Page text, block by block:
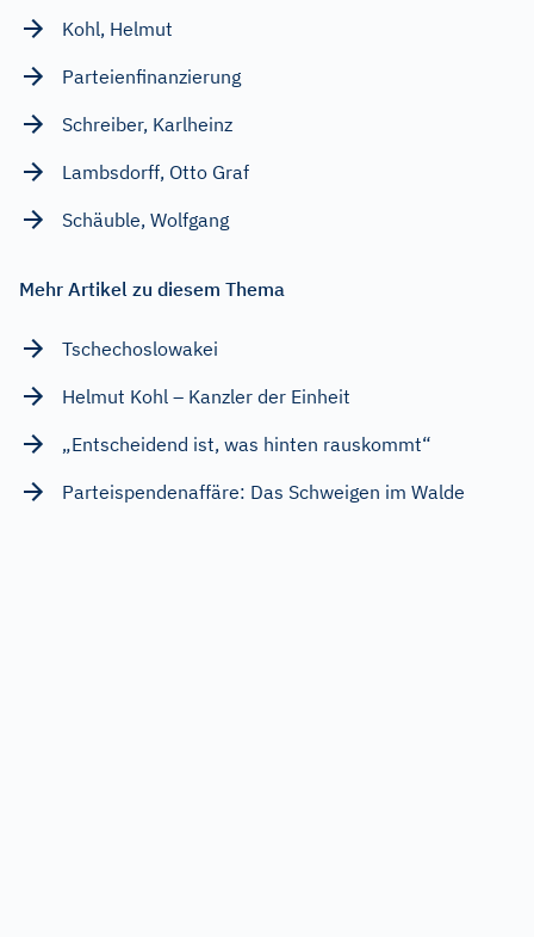
Kohl, Helmut
Parteienfinanzierung
Schreiber, Karlheinz
Lambsdorff, Otto Graf
Schäuble, Wolfgang
Mehr Artikel zu diesem Thema
Tschechoslowakei
Helmut Kohl – Kanzler der Einheit
„Entscheidend ist, was hinten rauskommt“
Parteispendenaffäre: Das Schweigen im Walde